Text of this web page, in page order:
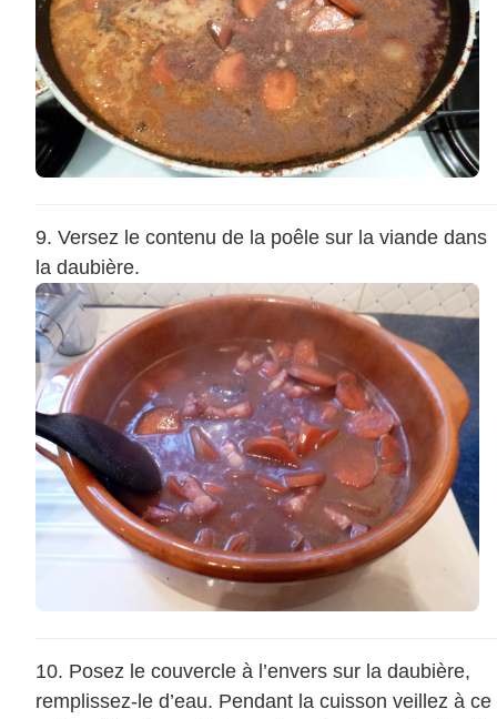
Versez le contenu de la poêle sur la viande dans
la daubière.
Posez le couvercle à l’envers sur la daubière,
remplissez-le d’eau. Pendant la cuisson veillez à ce